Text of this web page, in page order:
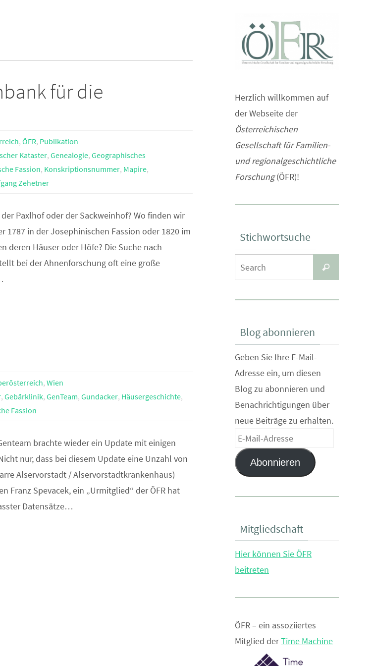
für die
,ÖFR, Publikation
Kataster, Genealogie, Geographisches
Fassion, Konskriptionsnummer, Mapire,
Zehetner
Paxlhof oder der Sackweinhof? Wo finden wir
1787 in der Josephinischen Fassion oder 1820 im
deren Häuser oder Höfe? Die Suche nach
bei der Ahnenforschung oft eine große
,Wien
, Gebärklinik, GenTeam, Gundacker, Häusergeschichte,
Fassion
brachte wieder ein Update mit einigen
nur, dass bei diesem Update eine Unzahl von
Alservorstadt / Alservorstadtkrankenhaus)
Franz Spevacek, ein „Urmitglied“ der ÖFR hat
Datensätze…
Herzlich willkommen auf
der Webseite der
Österreichischen
Gesellschaft für Familien-
und regionalgeschichtliche
Forschung(ÖFR)!
Stichwortsuche
for:
Search
Blog abonnieren
Geben Sie Ihre E-Mail-
Adresse ein, um diesen
Blog zu abonnieren und
Benachrichtigungen über
neue Beiträge zu erhalten.
E-
Mail-
AdresseAbonnieren
Mitgliedschaft
Hier können Sie ÖFR
beitreten
ÖFR – ein assoziiertes
Mitglied derTime Machine